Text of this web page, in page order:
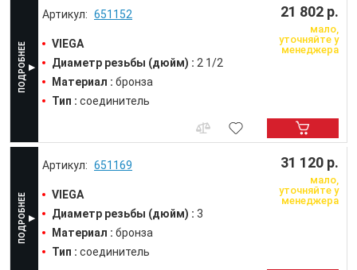
651152
VIEGA
Диаметр резьбы (дюйм) : 2 1/2
Материал : бронза
Тип : соединитель
21 802 р.
мало,
уточняйте у
менеджера
651169
VIEGA
Диаметр резьбы (дюйм) : 3
Материал : бронза
Тип : соединитель
31 120 р.
мало,
уточняйте у
менеджера